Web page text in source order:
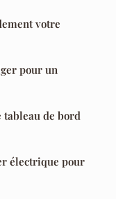
votre
pour un
de bord
électrique pour